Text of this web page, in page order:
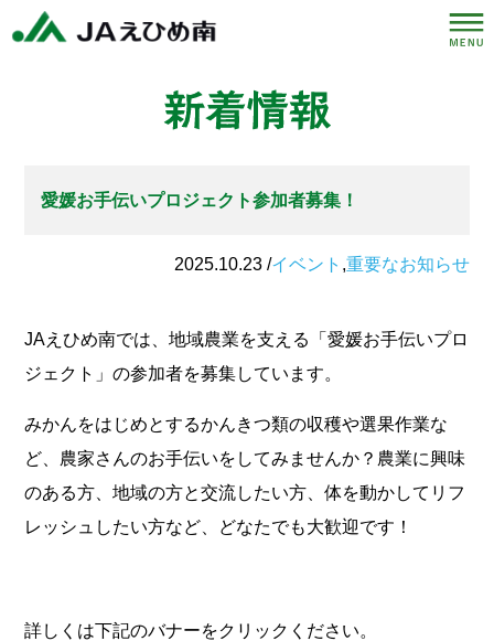
愛媛お手伝いプロジェクト参加者募集！
2025.10.23 /イベント ,重要なお知らせ
JAえひめ南では、地域農業を支える「愛媛お手伝いプロ
ジェクト」の参加者を募集しています。
みかんをはじめとするかんきつ類の収穫や選果作業な
ど、農家さんのお手伝いをしてみませんか？農業に興味
のある方、地域の方と交流したい方、体を動かしてリフ
レッシュしたい方など、どなたでも大歓迎です！
詳しくは下記のバナーをクリックください。